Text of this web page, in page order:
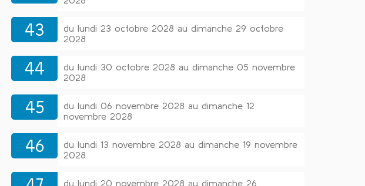
43
du lundi 23 octobre 2028 au dimanche 29 octobre
2028
44
du lundi 30 octobre 2028 au dimanche 05 novembre
2028
45
du lundi 06 novembre 2028 au dimanche 12
novembre 2028
46
du lundi 13 novembre 2028 au dimanche 19 novembre
2028
du lundi 20 novembre 2028 au dimanche 26